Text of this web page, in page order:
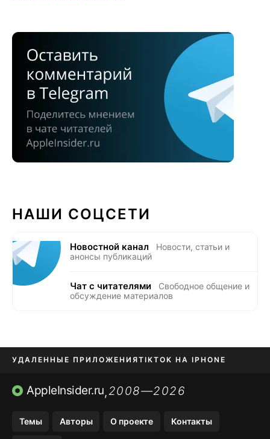
НАШИ СОЦСЕТИ
Новостной канал
Новости, статьи и
анонсы публикаций
Чат с читателями
Свободное общение и
обсуждение материалов
УДАЛЕННЫЕ ПРИЛОЖЕНИЯTIKTOK НА IPHONE
ПРИЛОЖЕНИЯ БЕЗ APP STORE
AppleInsider.ru,2008—2026
Темы Авторы О проекте Контакты